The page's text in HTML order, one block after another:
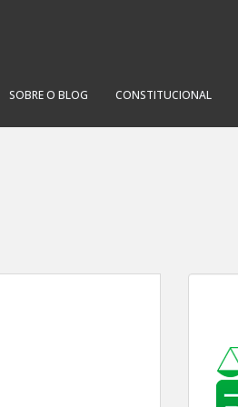
SOBRE O BLOG CONSTITUCIONAL